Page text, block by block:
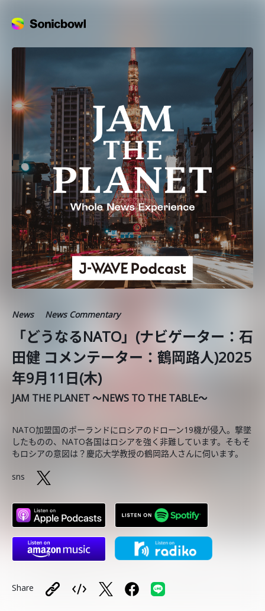
News News Commentary
「どうなるNATO」(ナビゲーター：石
田健 コメンテーター：鶴岡路人)2025
年9月11日(木)
JAM THE PLANET ～NEWS TO THE TABLE～
NATO加盟国のポーランドにロシアのドローン19機が侵入。撃墜
したものの、NATO各国はロシアを強く非難しています。そもそ
もロシアの意図は？慶応大学教授の鶴岡路人さんに伺います。
sns
Share